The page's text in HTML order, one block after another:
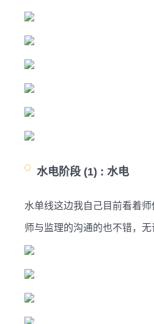
水电阶段 (1) : 水电
水单线这边我自己目前看着
师与监理的沟通的也不错，